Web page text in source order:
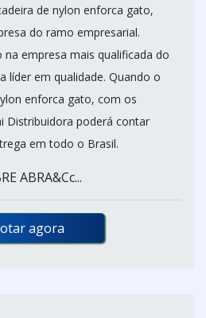
de nylon enforca gato,
do ramo empresarial.
na empresa mais qualificada do
líder em qualidade. Quando o
enforca gato, com os
Distribuidora poderá contar
em todo o Brasil.
ABRA&Cc...
agora